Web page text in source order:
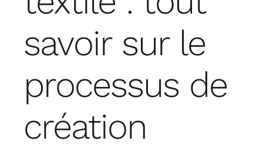
savoir sur le
processus de
création